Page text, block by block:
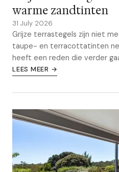
warme zandtinten
31 July 2026
Grijze terrastegels zijn niet
taupe- en terracottatinten
heeft een reden die verder
LEES MEER →